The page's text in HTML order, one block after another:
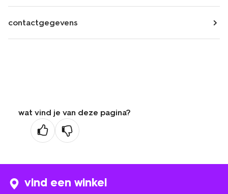
contactgegevens
wat vind je van deze pagina?
vind een winkel